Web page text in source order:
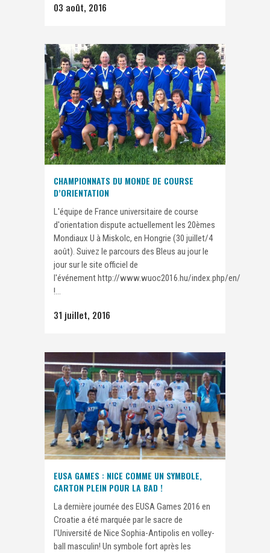
03 août, 2016
CHAMPIONNATS DU MONDE DE COURSE
D’ORIENTATION
L'équipe de France universitaire de course
d'orientation dispute actuellement les 20èmes
Mondiaux U à Miskolc, en Hongrie (30 juillet/4
août). Suivez le parcours des Bleus au jour le
jour sur le site officiel de
l'événement http://www.wuoc2016.hu/index.php/en/
!...
31 juillet, 2016
EUSA GAMES : NICE COMME UN SYMBOLE,
CARTON PLEIN POUR LA BAD !
La dernière journée des EUSA Games 2016 en
Croatie a été marquée par le sacre de
l'Université de Nice Sophia-Antipolis en volley-
ball masculin! Un symbole fort après les